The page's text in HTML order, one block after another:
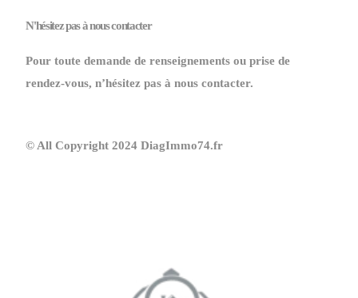
N'hésitez pas à nous contacter
Pour toute demande de renseignements ou prise de
rendez-vous, n’hésitez pas à nous contacter.
© All Copyright 2024 DiagImmo74.fr